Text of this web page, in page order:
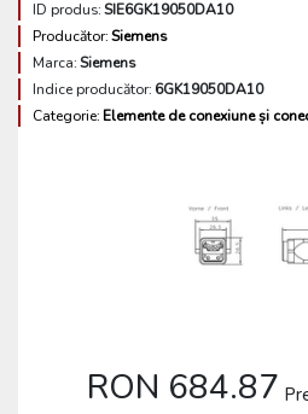
ID produs:SIE6GK19050DA10
Producător:Siemens
Marca:Siemens
Indice producător: 6GK19050DA10
Categorie:Elemente de conexiune și
RON 684.87